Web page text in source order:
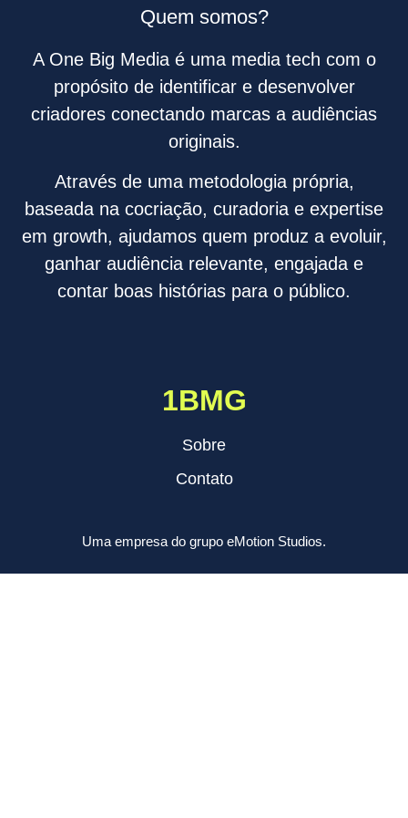
Quem somos?
A One Big Media é uma media tech com o
propósito de identificar e desenvolver
criadores conectando marcas a audiências
originais.
Através de uma metodologia própria,
baseada na cocriação, curadoria e expertise
em growth, ajudamos quem produz a evoluir,
ganhar audiência relevante, engajada e
contar boas histórias para o público.
1BMG
Sobre
Contato
Uma empresa do grupo eMotion Studios.